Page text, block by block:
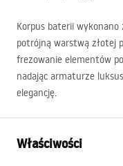
Korpus baterii
potrójną warstwą złotej
frezowanie elementów
nadając armaturze
elegancję.
Właściwości